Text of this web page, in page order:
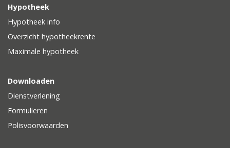
Hypotheek
Hypotheek info
Overzicht hypotheekrente
Maximale hypotheek
Downloaden
Dienstverlening
Formulieren
Polisvoorwaarden